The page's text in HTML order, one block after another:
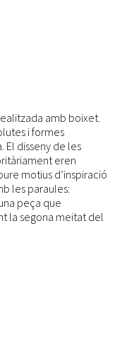
amb boixet.
i formes
El disseny de les
eren
motius d’inspiració
les paraules:
peça que
la segona meitat del